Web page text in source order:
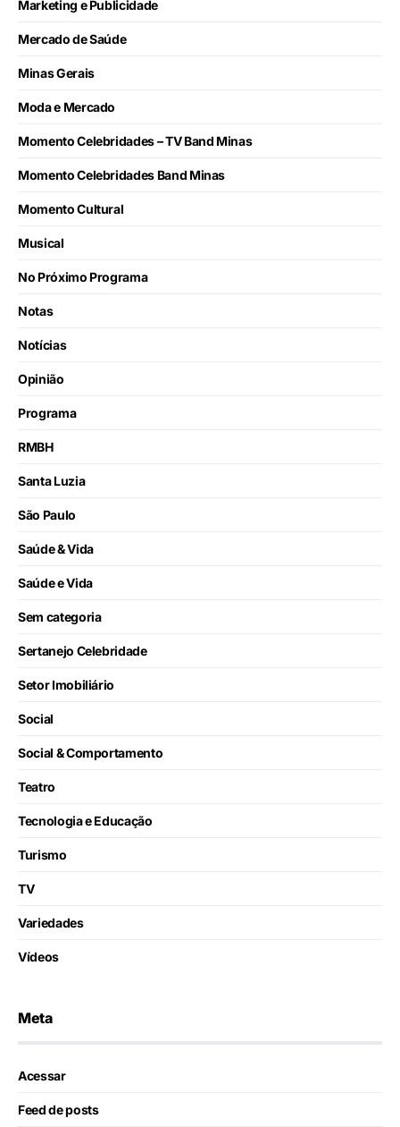
Marketing e Publicidade
Mercado de Saúde
Minas Gerais
Moda e Mercado
Momento Celebridades – TV Band Minas
Momento Celebridades Band Minas
Momento Cultural
Musical
No Próximo Programa
Notas
Notícias
Opinião
Programa
RMBH
Santa Luzia
São Paulo
Saúde & Vida
Saúde e Vida
Sem categoria
Sertanejo Celebridade
Setor Imobiliário
Social
Social & Comportamento
Teatro
Tecnologia e Educação
Turismo
TV
Variedades
Vídeos
Meta
Acessar
Feed de posts